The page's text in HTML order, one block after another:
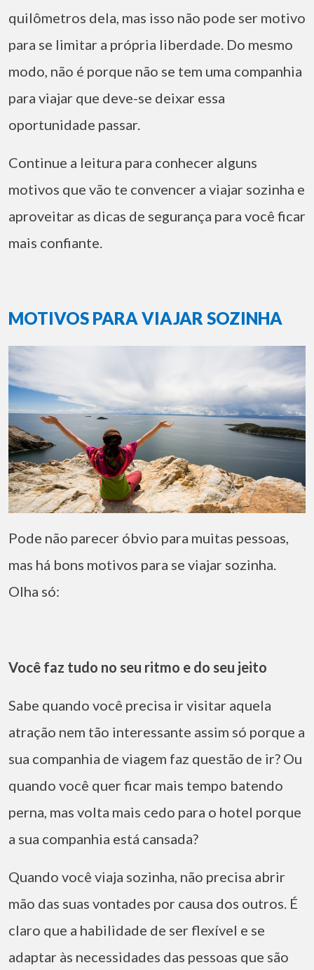
quilômetros dela, mas isso não pode ser motivo
para se limitar a própria liberdade. Do mesmo
modo, não é porque não se tem uma companhia
para viajar que deve-se deixar essa
oportunidade passar.
Continue a leitura para conhecer alguns
motivos que vão te convencer a viajar sozinha e
aproveitar as dicas de segurança para você ficar
mais confiante.
MOTIVOS PARA VIAJAR SOZINHA
Pode não parecer óbvio para muitas pessoas,
mas há bons motivos para se viajar sozinha.
Olha só:
Você faz tudo no seu ritmo e do seu jeito
Sabe quando você precisa ir visitar aquela
atração nem tão interessante assim só porque a
sua companhia de viagem faz questão de ir? Ou
quando você quer ficar mais tempo batendo
perna, mas volta mais cedo para o hotel porque
a sua companhia está cansada?
Quando você viaja sozinha, não precisa abrir
mão das suas vontades por causa dos outros. É
claro que a habilidade de ser flexível e se
adaptar às necessidades das pessoas que são